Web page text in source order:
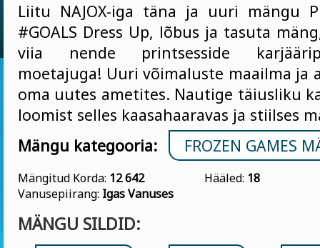
Liitu NAJOX-iga täna ja uuri mängu
#GOALS Dress Up, lõbus ja tasuta
viia nende printsesside
moetajuga! Uuri võimaluste maailma ja
oma uutes ametites. Nautige täiusliku
loomist selles kaasahaaravas ja stiilses
Mängu kategooria:
FROZEN GAMES
Mängitud Korda: 12 642 Hääled: 18
Vanusepiirang: Igas Vanuses
MÄNGU SILDID: